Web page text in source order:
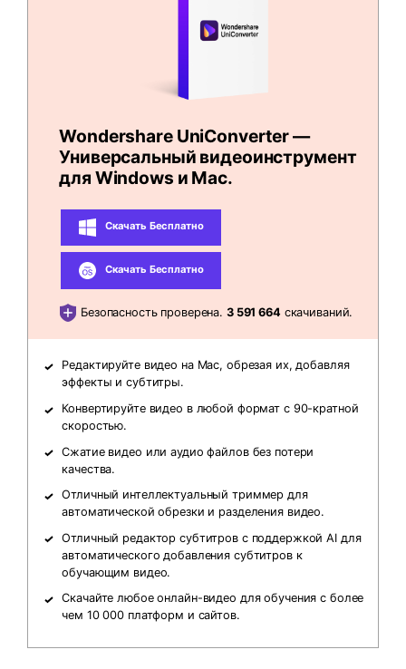
Wondershare UniConverter —
Универсальный видеоинструмент
для Windows и Mac.
Скачать Бесплатно
Скачать Бесплатно
Безопасность проверена. 3 591 664скачиваний.
Редактируйте видео на Mac, обрезая их, добавляя
эффекты и субтитры.
Конвертируйте видео в любой формат с 90-кратной
скоростью.
Сжатие видео или аудио файлов без потери
качества.
Отличный интеллектуальный триммер для
автоматической обрезки и разделения видео.
Отличный редактор субтитров с поддержкой AI для
автоматического добавления субтитров к
обучающим видео.
Скачайте любое онлайн-видео для обучения с более
чем 10 000 платформ и сайтов.